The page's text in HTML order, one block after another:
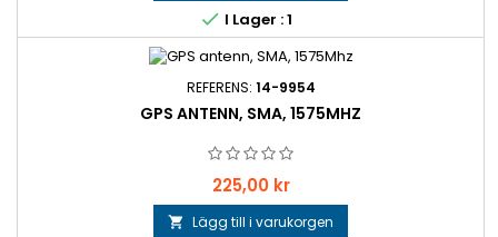
 I Lager : 1
REFERENS: 14-9954
GPS ANTENN, SMA, 1575MHZ
Pris
225,00 kr
 Lägg till i varukorgen